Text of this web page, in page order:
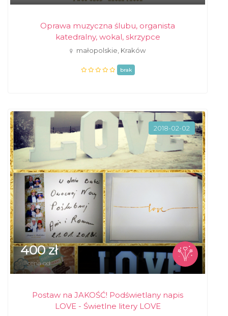
Oprawa muzyczna ślubu, organista
katedralny, wokal, skrzypce
małopolskie, Kraków
brak
2018-02-02
400 zł
cena od
Postaw na JAKOŚĆ! Podświetlany napis
LOVE - Świetlne litery LOVE